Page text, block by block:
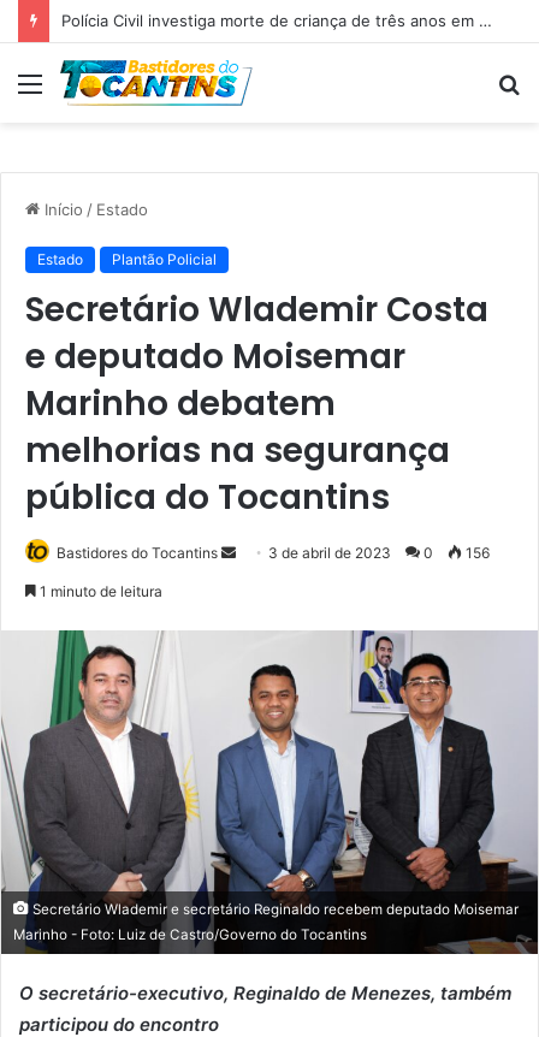
Polícia Civil investiga morte de criança de três anos em Palmas; pai é suspeito de agressão
Menu
Início / Estado
Estado Plantão Policial
Secretário Wlademir Costa
e deputado Moisemar
Marinho debatem
melhorias na segurança
pública do Tocantins
Bastidores do Tocantins
e
-
m
a
i
l
3 de abril de 2023 0 156
1 minuto de leitura
Secretário Wlademir e secretário Reginaldo recebem deputado Moisemar
Marinho - Foto: Luiz de Castro/Governo do Tocantins
O secretário-executivo, Reginaldo de Menezes, também
participou do encontro